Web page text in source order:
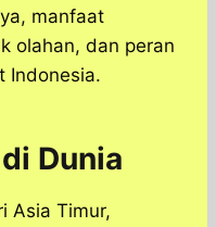
manfaat
olahan, dan peran
Indonesia.
Dunia
Asia Timur,